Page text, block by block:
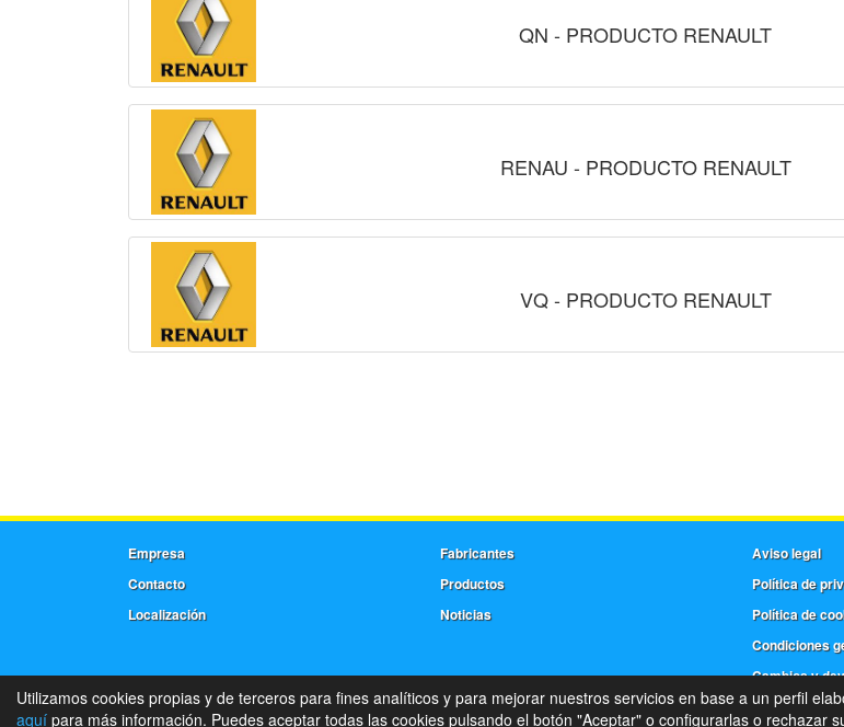
QN - PRODUCTO RENAULT
RENAU - PRODUCTO RENAULT
VQ - PRODUCTO RENAULT
Empresa
Contacto
Localización
Fabricantes
Productos
Noticias
Aviso legal
Política de
Política de
Condiciones
Cambios y
Tienda online de recambios de
Utilizamos cookies propias y de terceros para fines analíticos y para mejorar nuestros servicios en base a un perfil
aquí para más información. Puedes aceptar todas las cookies pulsando el botón "Aceptar" o configurarlas o rechazar